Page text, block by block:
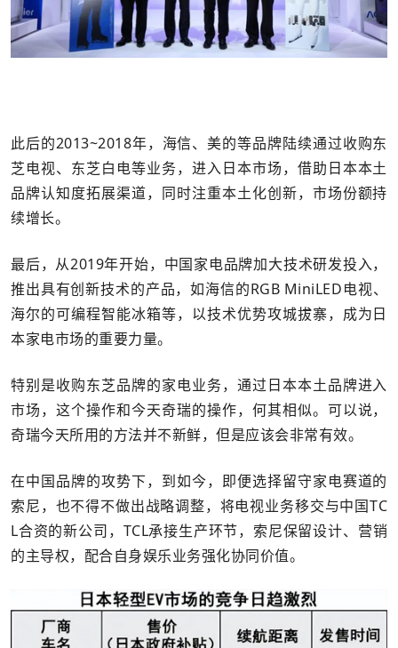
此后的2013~2018年，海信、美的等品牌陆续通过收购东
芝电视、东芝白电等业务，进入日本市场，借助日本本土
品牌认知度拓展渠道，同时注重本土化创新，市场份额持
续增长。
最后，从2019年开始，中国家电品牌加大技术研发投入，
推出具有创新技术的产品，如海信的RGB MiniLED电视、
海尔的可编程智能冰箱等，以技术优势攻城拔寨，成为日
本家电市场的重要力量。
特别是收购东芝品牌的家电业务，通过日本本土品牌进入
市场，这个操作和今天奇瑞的操作，何其相似。可以说，
奇瑞今天所用的方法并不新鲜，但是应该会非常有效。
在中国品牌的攻势下，到如今，即便选择留守家电赛道的
索尼，也不得不做出战略调整，将电视业务移交与中国TC
L合资的新公司，TCL承接生产环节，索尼保留设计、营销
的主导权，配合自身娱乐业务强化协同价值。